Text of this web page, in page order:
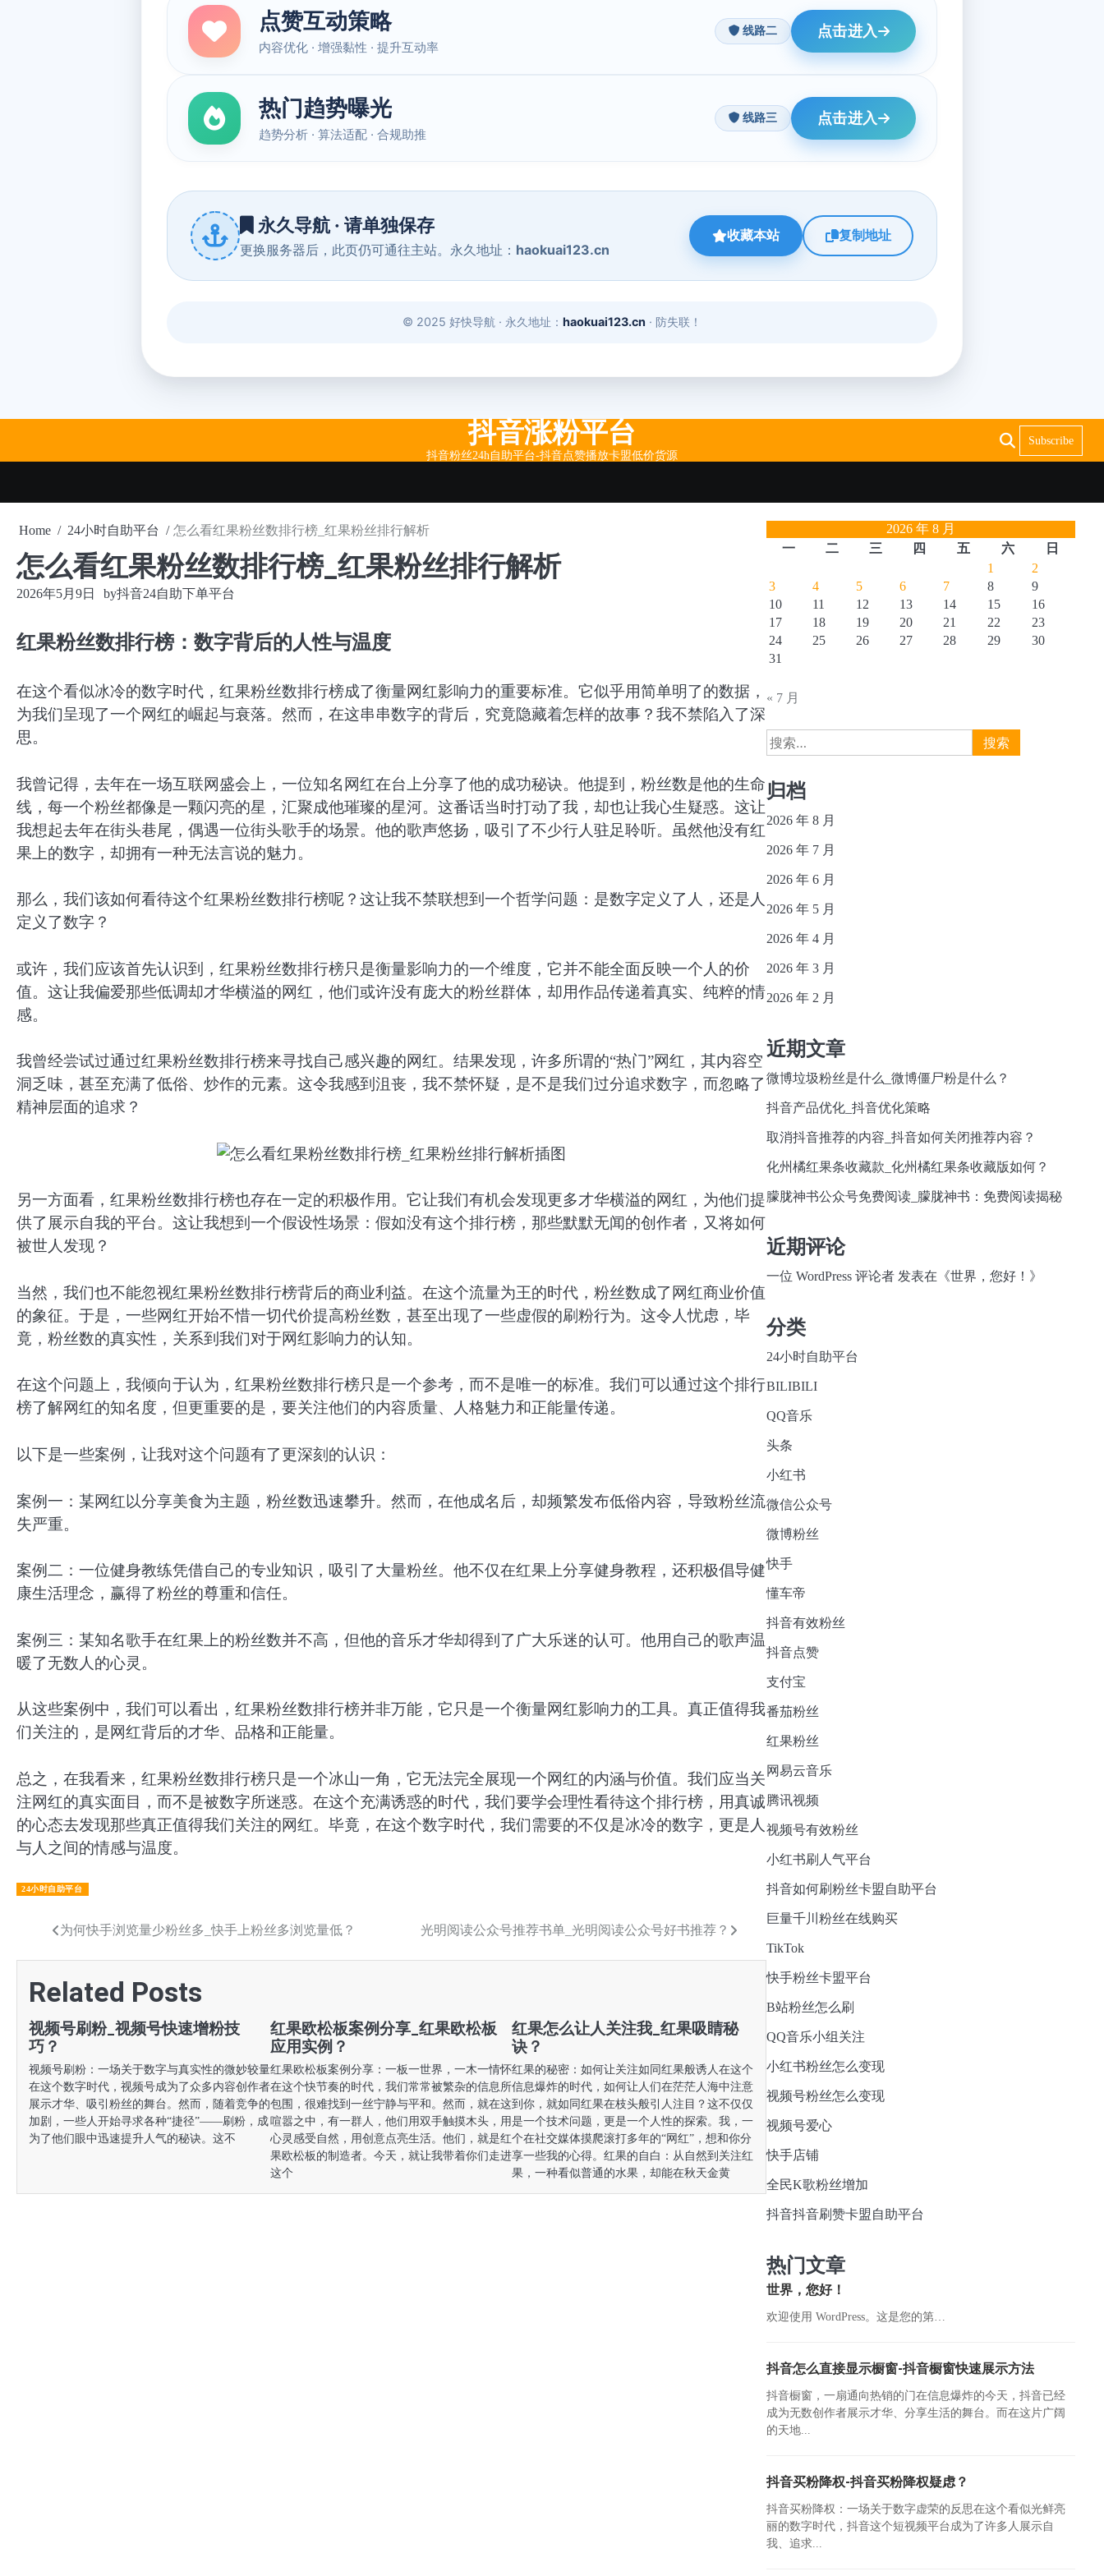
抖音涨粉平台
抖音粉丝24h自助平台-抖音点赞播放卡盟低价货源
Subscribe
Home 24小时自助平台 怎么看红果粉丝数排行榜_红果粉丝排行解析
怎么看红果粉丝数排行榜_红果粉丝排行解析
2026年5月9日 by抖音24自助下单平台
红果粉丝数排行榜：数字背后的人性与温度
在这个看似冰冷的数字时代，红果粉丝数排行榜成了衡量网红影响力的重要标准。它似乎用简单明了的数据，
为我们呈现了一个网红的崛起与衰落。然而，在这串串数字的背后，究竟隐藏着怎样的故事？我不禁陷入了深
思。
我曾记得，去年在一场互联网盛会上，一位知名网红在台上分享了他的成功秘诀。他提到，粉丝数是他的生命
线，每一个粉丝都像是一颗闪亮的星，汇聚成他璀璨的星河。这番话当时打动了我，却也让我心生疑惑。这让
我想起去年在街头巷尾，偶遇一位街头歌手的场景。他的歌声悠扬，吸引了不少行人驻足聆听。虽然他没有红
果上的数字，却拥有一种无法言说的魅力。
那么，我们该如何看待这个红果粉丝数排行榜呢？这让我不禁联想到一个哲学问题：是数字定义了人，还是人
定义了数字？
或许，我们应该首先认识到，红果粉丝数排行榜只是衡量影响力的一个维度，它并不能全面反映一个人的价
值。这让我偏爱那些低调却才华横溢的网红，他们或许没有庞大的粉丝群体，却用作品传递着真实、纯粹的情
感。
我曾经尝试过通过红果粉丝数排行榜来寻找自己感兴趣的网红。结果发现，许多所谓的“热门”网红，其内容空
洞乏味，甚至充满了低俗、炒作的元素。这令我感到沮丧，我不禁怀疑，是不是我们过分追求数字，而忽略了
精神层面的追求？
另一方面看，红果粉丝数排行榜也存在一定的积极作用。它让我们有机会发现更多才华横溢的网红，为他们提
供了展示自我的平台。这让我想到一个假设性场景：假如没有这个排行榜，那些默默无闻的创作者，又将如何
被世人发现？
当然，我们也不能忽视红果粉丝数排行榜背后的商业利益。在这个流量为王的时代，粉丝数成了网红商业价值
的象征。于是，一些网红开始不惜一切代价提高粉丝数，甚至出现了一些虚假的刷粉行为。这令人忧虑，毕
竟，粉丝数的真实性，关系到我们对于网红影响力的认知。
在这个问题上，我倾向于认为，红果粉丝数排行榜只是一个参考，而不是唯一的标准。我们可以通过这个排行
榜了解网红的知名度，但更重要的是，要关注他们的内容质量、人格魅力和正能量传递。
以下是一些案例，让我对这个问题有了更深刻的认识：
案例一：某网红以分享美食为主题，粉丝数迅速攀升。然而，在他成名后，却频繁发布低俗内容，导致粉丝流
失严重。
案例二：一位健身教练凭借自己的专业知识，吸引了大量粉丝。他不仅在红果上分享健身教程，还积极倡导健
康生活理念，赢得了粉丝的尊重和信任。
案例三：某知名歌手在红果上的粉丝数并不高，但他的音乐才华却得到了广大乐迷的认可。他用自己的歌声温
暖了无数人的心灵。
从这些案例中，我们可以看出，红果粉丝数排行榜并非万能，它只是一个衡量网红影响力的工具。真正值得我
们关注的，是网红背后的才华、品格和正能量。
总之，在我看来，红果粉丝数排行榜只是一个冰山一角，它无法完全展现一个网红的内涵与价值。我们应当关
注网红的真实面目，而不是被数字所迷惑。在这个充满诱惑的时代，我们要学会理性看待这个排行榜，用真诚
的心态去发现那些真正值得我们关注的网红。毕竟，在这个数字时代，我们需要的不仅是冰冷的数字，更是人
与人之间的情感与温度。
24小时自助平台
章
导
航
为何快手浏览量少粉丝多_快手上粉丝多浏览量低？ 光明阅读公众号推荐书单_光明阅读公众号好书推荐？
Related Posts
视频号刷粉_视频号快速增粉技
巧？
视频号刷粉：一场关于数字与真实性的微妙较量
在这个数字时代，视频号成为了众多内容创作者
展示才华、吸引粉丝的舞台。然而，随着竞争的
加剧，一些人开始寻求各种“捷径”——刷粉，成
为了他们眼中迅速提升人气的秘诀。这不
红果欧松板案例分享_红果欧松板
应用实例？
红果欧松板案例分享：一板一世界，一木一情怀
在这个快节奏的时代，我们常常被繁杂的信息所
包围，很难找到一丝宁静与平和。然而，就在这
喧嚣之中，有一群人，他们用双手触摸木头，用
心灵感受自然，用创意点亮生活。他们，就是红
果欧松板的制造者。今天，就让我带着你们走进
这个
红果怎么让人关注我_红果吸睛秘
诀？
红果的秘密：如何让关注如同红果般诱人在这个
信息爆炸的时代，如何让人们在茫茫人海中注意
到你，就如同红果在枝头般引人注目？这不仅仅
是一个技术问题，更是一个人性的探索。我，一
个在社交媒体摸爬滚打多年的“网红”，想和你分
享一些我的心得。红果的自白：从自然到关注红
果，一种看似普通的水果，却能在秋天金黄
2026 年 8 月
一
二 三 四 五 六
日
1
2
3
4 5 6 7 8
9
10
11 12 13 14 15
16
17
18 19 20 21 22
23
24
25 26 27 28 29
30
31
« 7 月
搜
索：
归档
2026 年 8 月
2026 年 7 月
2026 年 6 月
2026 年 5 月
2026 年 4 月
2026 年 3 月
2026 年 2 月
近期文章
微博垃圾粉丝是什么_微博僵尸粉是什么？
抖音产品优化_抖音优化策略
取消抖音推荐的内容_抖音如何关闭推荐内容？
化州橘红果条收藏款_化州橘红果条收藏版如何？
朦胧神书公众号免费阅读_朦胧神书：免费阅读揭秘
近期评论
一位 WordPress 评论者发表在《世界，您好！ 》
分类
24小时自助平台
BILIBILI
QQ音乐
头条
小红书
微信公众号
微博粉丝
快手
懂车帝
抖音有效粉丝
抖音点赞
支付宝
番茄粉丝
红果粉丝
网易云音乐
腾讯视频
视频号有效粉丝
小红书刷人气平台
抖音如何刷粉丝卡盟自助平台
巨量千川粉丝在线购买
TikTok
快手粉丝卡盟平台
B站粉丝怎么刷
QQ音乐小组关注
小红书粉丝怎么变现
视频号粉丝怎么变现
视频号爱心
快手店铺
全民K歌粉丝增加
抖音抖音刷赞卡盟自助平台
热门文章
世界，您好！
欢迎使用 WordPress。这是您的第…
抖音怎么直接显示橱窗-抖音橱窗快速展示方法
抖音橱窗，一扇通向热销的门在信息爆炸的今天，抖音已经
成为无数创作者展示才华、分享生活的舞台。而在这片广阔
的天地...
抖音买粉降权-抖音买粉降权疑虑？
抖音买粉降权：一场关于数字虚荣的反思在这个看似光鲜亮
丽的数字时代，抖音这个短视频平台成为了许多人展示自
我、追求...